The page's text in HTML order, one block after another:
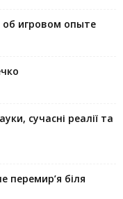
об игровом опыте
сучасні реалії та
перемир’я біля